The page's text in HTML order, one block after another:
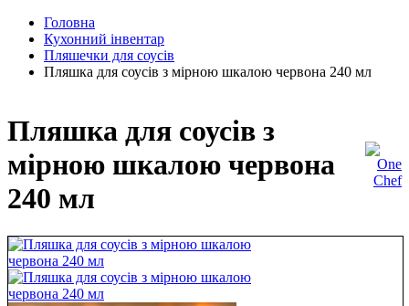
Головна
Кухонний інвентар
Пляшечки для соусів
Пляшка для соусів з мірною шкалою червона 240 мл
Пляшка для соусів з
мірною шкалою червона
240 мл